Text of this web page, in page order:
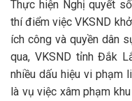
Thực hiện Nghị quyết
thí điểm việc VKSND
ích công và quyền dân
qua, VKSND tỉnh Đắk
nhiều dấu hiệu vi phạm
là vụ việc xâm phạm